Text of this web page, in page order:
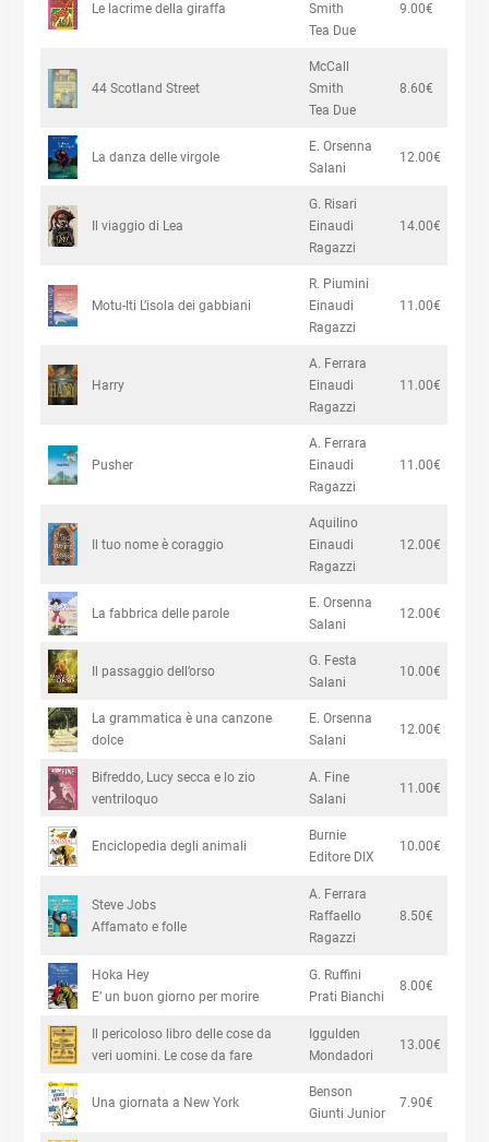
Le lacrime della giraffa
Smith
Tea Due
9.00€
44 Scotland Street
McCall
Smith
Tea Due
8.60€
La danza delle virgole
E. Orsenna
Salani
12.00€
Il viaggio di Lea
G. Risari
Einaudi
Ragazzi
14.00€
Motu-Iti L’isola dei gabbiani
R. Piumini
Einaudi
Ragazzi
11.00€
Harry
A. Ferrara
Einaudi
Ragazzi
11.00€
Pusher
A. Ferrara
Einaudi
Ragazzi
11.00€
Il tuo nome è coraggio
Aquilino
Einaudi
Ragazzi
12.00€
La fabbrica delle parole
E. Orsenna
Salani
12.00€
Il passaggio dell’orso
G. Festa
Salani
10.00€
La grammatica è una canzone
dolce
E. Orsenna
Salani
12.00€
Bifreddo, Lucy secca e lo zio
ventriloquo
A. Fine
Salani
11.00€
Enciclopedia degli animali
Burnie
Editore DIX
10.00€
Steve Jobs
Affamato e folle
A. Ferrara
Raffaello
Ragazzi
8.50€
Hoka Hey
E’ un buon giorno per morire
G. Ruffini
Prati Bianchi
8.00€
Il pericoloso libro delle cose da
veri uomini. Le cose da fare
Iggulden
Mondadori
13.00€
Una giornata a New York
Benson
Giunti Junior
7.90€